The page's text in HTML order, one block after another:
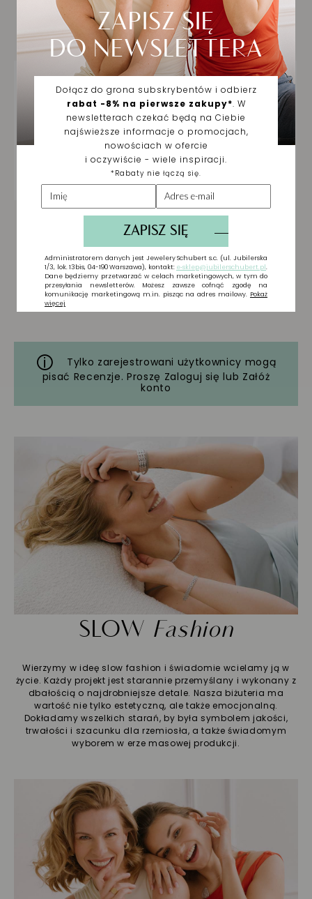
Ciebie
Tylko zarejestrowani użytkownicy mogą
pisać Recenzje. Proszę Zaloguj się lub Załóż
konto
SLOW Fashion
Wierzymy w ideę slow fashion i świadomie wcielamy ją w
życie. Każdy projekt jest starannie przemyślany i wykonany z
dbałością o najdrobniejsze detale. Nasza biżuteria ma
wartość nie tylko estetyczną, ale także emocjonalną.
Dokładamy wszelkich starań, by była symbolem jakości,
trwałości i szacunku dla rzemiosła, a także świadomym
wyborem w erze masowej produkcji.